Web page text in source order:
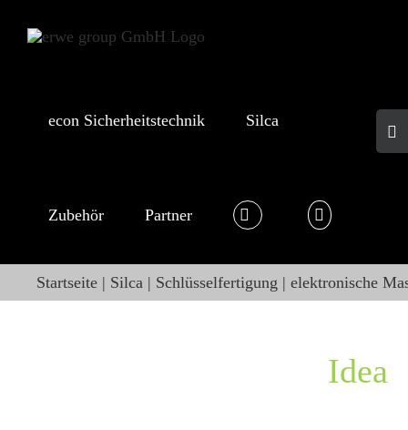
econ Sicherheitstechnik Silca
Zubehör Partner
Startseite Silca Schlüsselfertigung elektronische
Idea